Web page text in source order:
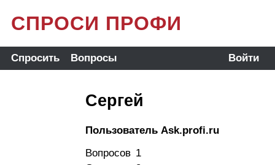
СПРОСИ ПРОФИ
Спросить Вопросы Войти
Сергей
Пользователь Ask.profi.ru
Вопросов 1